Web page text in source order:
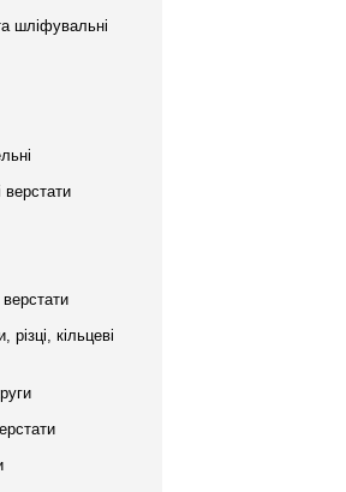
шліфувальні
верстати
кільцеві